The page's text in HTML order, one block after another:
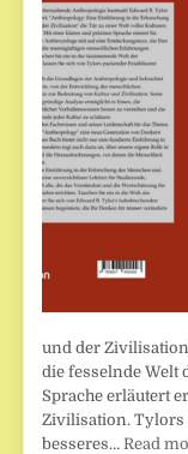
und der
die fesselnde Welt
Sprache erläutert
Zivilisation. Tylors
besseres… Read